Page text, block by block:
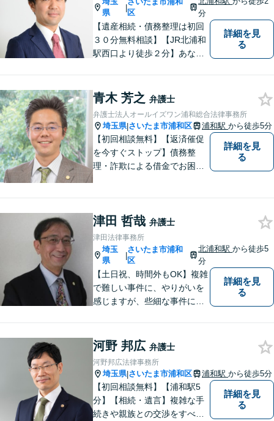
県
|
区
分
【遺産相続・債務整理は初回
３０分無料相談】【JR北浦和
駅西口より徒歩２分】あなた
の代わりに悩み、考え、解決
策をご提案します。
詳細を見
る
青木 芳之 弁護士
弁護士法人オールイズワン浦和総合法律事務所
埼玉県|さいたま市浦和区 浦和駅 から徒歩5分
【初回相談無料】【返済催促
を今すぐストップ】債務整
理・詐欺による借金でお困り
駅5分】【プライバシー配慮】
【平日22時・土日祝20時ま
で】【弁護士歴10年以上】
詳細を見
る
津田 哲哉 弁護士
津田法律事務所
埼玉
県
|
さいたま市浦和
区
北浦和駅から徒歩5
分
【土日祝、時間外もOK】複雑
で難しい事件に、やりがいを
感じますが、些細な事件にも
会社経営、経理・税務などに
も詳しく、きめ細かく対応致
します。刑事事件にも力を入
れています。
詳細を見
る
河野 邦広 弁護士
河野邦広法律事務所
埼玉県|さいたま市浦和区 浦和駅 から徒歩5分
【初回相談無料】【浦和駅5
分】【相続・遺言】複雑な手
続きや親族との交渉をすべて
詳細を見
る